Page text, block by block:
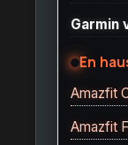
Garmin
En
Amazfit
Amazfit